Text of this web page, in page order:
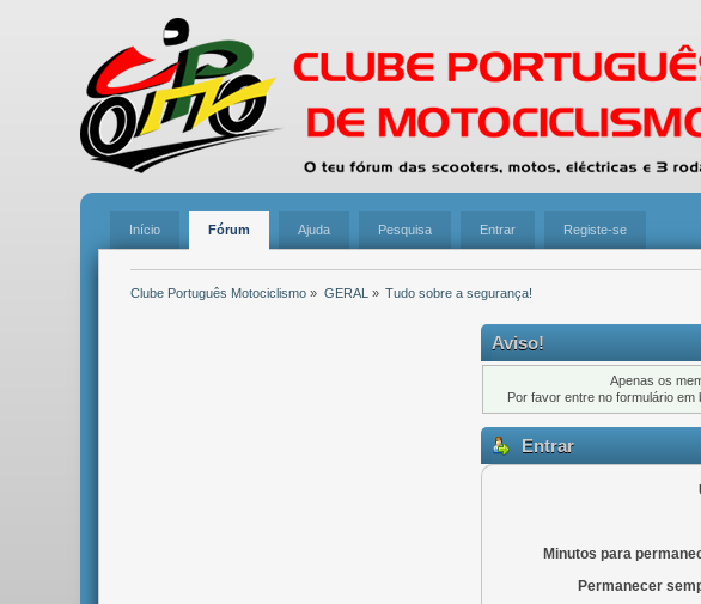
Início Fórum Ajuda Pesquisa Entrar Registe-se
Clube Português Motociclismo » GERAL» Tudo sobre a segurança!
Aviso!
Apenas os
Por favor entre no formulário em
Entrar
Minutos para
Permanecer